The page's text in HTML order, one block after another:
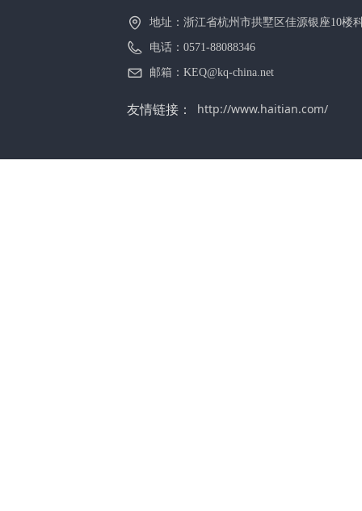
地址： 浙江省杭州市拱墅区佳源银座10楼
电话： 0571-88088346
邮箱： KEQ@kq-china.net
友情链接： http://www.haitian.com/